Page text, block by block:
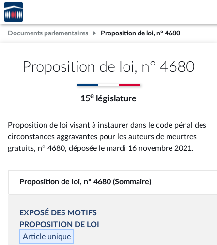
Aller au contenu
Aller en bas de la page
Accèder
à la
page
d'accueil
Documents parlementaires Proposition de loi, n° 4680
Proposition de loi, n° 4680
15e législature
Proposition de loi visant à instaurer dans le code pénal des
circonstances aggravantes pour les auteurs de meurtres
gratuits, n° 4680, déposée le mardi 16 novembre 2021 .
Proposition de loi, n° 4680 (Sommaire)
EXPOSÉ DES MOTIFS
PROPOSITION DE LOI
Article unique